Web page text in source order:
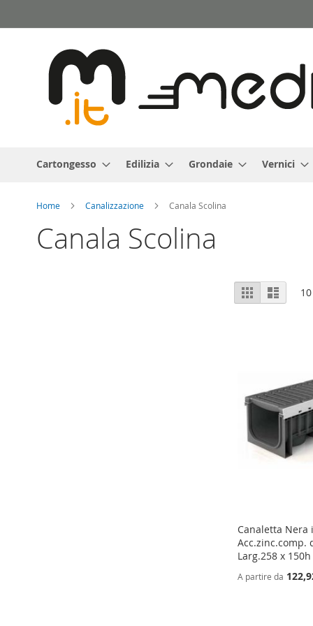
al
Cartongesso Edilizia Grondaie Vernici
Home Canalizzazione Canala Scolina
Canala Scolina
Mostra
come
GrigliaLista 10
Canaletta Nera
Acc.zinc.comp.
Larg.258 x
A partire da